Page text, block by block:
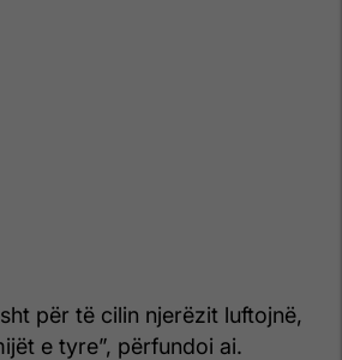
për të cilin njerëzit luftojnë,
e tyre”, përfundoi ai.